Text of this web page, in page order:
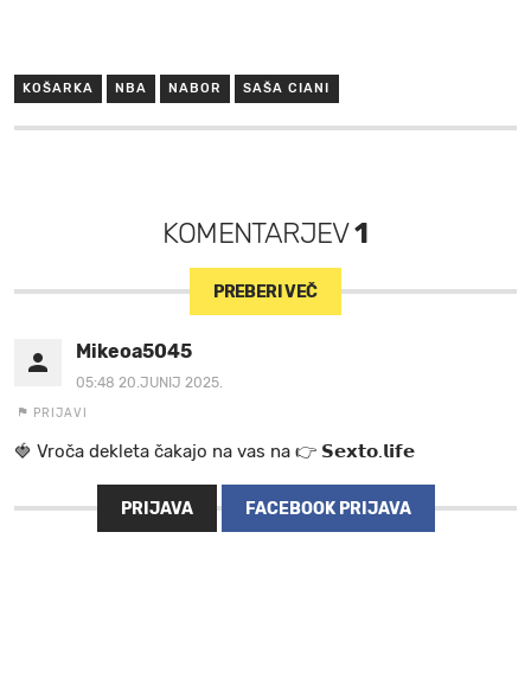
KOŠARKA NBA NABOR SAŠA CIANI
KOMENTARJEV1
PREBERI VEČ
Mikeoa5045
05:48 20.JUNIJ 2025.
PRIJAVI
🍓 V r o č a d e k l e t a ča k a jo na va s n a 👉 𝗦𝗲𝘅𝘁𝗼.𝗹𝗶𝗳𝗲
PRIJAVA FACEBOOK PRIJAVA